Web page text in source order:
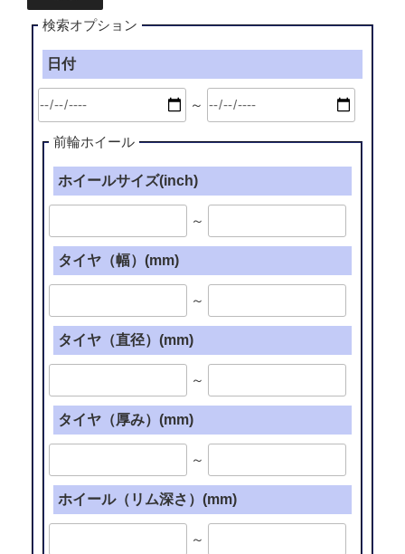
検索オプション
日付
～
前輪ホイール
ホイールサイズ(inch)
～
タイヤ（幅）(mm)
～
タイヤ（直径）(mm)
～
タイヤ（厚み）(mm)
～
ホイール（リム深さ）(mm)
～